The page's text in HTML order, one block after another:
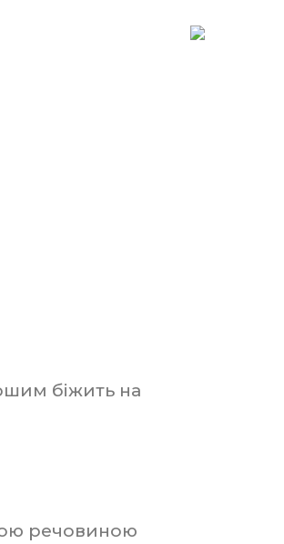
біжить на
речовиною